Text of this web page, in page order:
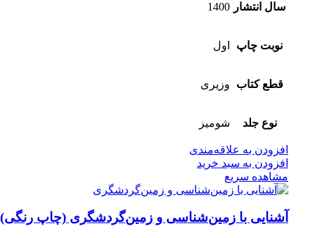
سال انتشار 1400
نوبت چاپ اول
قطع کتاب وزیری
نوع جلد شومیز
افزودن به علاقه‌مندی
افزودن به سبد خرید
مشاهده سریع
آشنایی با زمین‌‌شناسی و زمین‌گردشگری (چاپ رنگی)